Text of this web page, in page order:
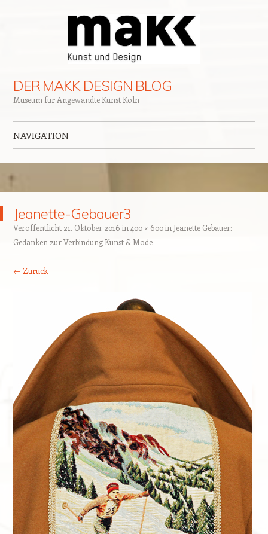
DER MAKK DESIGN BLOG
Museum für Angewandte Kunst Köln
NAVIGATION
Jeanette-Gebauer3
Veröffentlicht 21. Oktober 2016 in 400 × 600in Jeanette Gebauer:
Gedanken zur Verbindung Kunst & Mode
← Zurück